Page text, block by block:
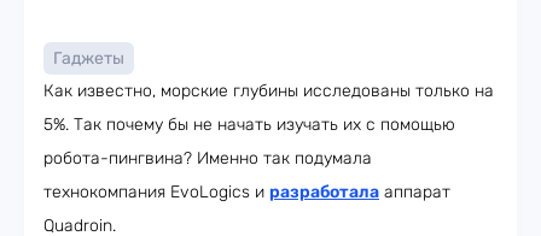
Гаджеты
Как известно, морские глубины исследованы только на
5%. Так почему бы не начать изучать их с помощью
робота-пингвина? Именно так подумала
технокомпания EvoLogics и разработала аппарат
Quadroin.